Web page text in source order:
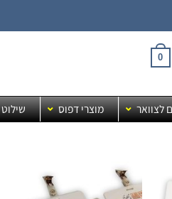
0
לצוואר מוצרי דפוס שילוט